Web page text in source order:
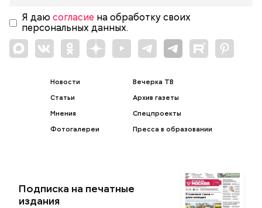
Я даю согласие на обработку своих
персональных данных.
Новости
Статьи
Мнения
Фотогалереи
Вечерка ТВ
Архив газеты
Спецпроекты
Пресса в образовании
Подписка на печатные
издания